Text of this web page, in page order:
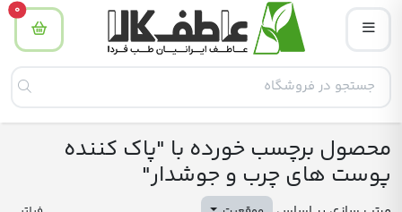
0
محصول برچسب خورده با "پاک کننده
پوست های چرب و جوشدار"